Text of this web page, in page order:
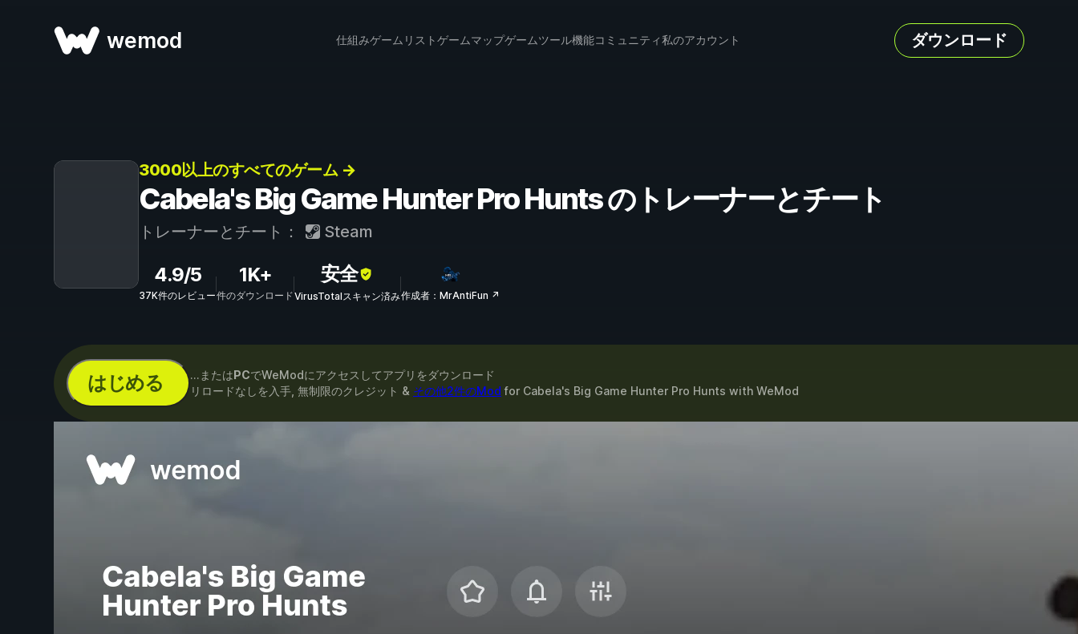
wemod 仕組みゲームリストゲームマップゲームツール機能コミュニティ私のアカウント ダウンロード
3000以上のすべてのゲーム →
Cabela's Big Game Hunter Pro Hunts のトレーナーとチート
トレーナーとチート： Steam
4.9/5
37K件のレビュー
1K+
件のダウンロード
安全
VirusTotalスキャン済み作成者：MrAntiFun ↗
はじめる ...またはPCでWeModにアクセスしてアプリをダウンロード
リロードなしを入手, 無制限のクレジット & その他2件のMod for Cabela's Big Game Hunter Pro Hunts with WeMod